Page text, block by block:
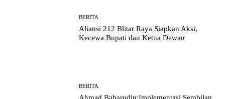
BERITA
Aliansi 212 Blitar Raya Siapkan Aksi,
Kecewa Bupati dan Ketua Dewan
BERITA